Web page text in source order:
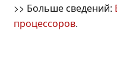
>> Больше сведений:
процессоров.